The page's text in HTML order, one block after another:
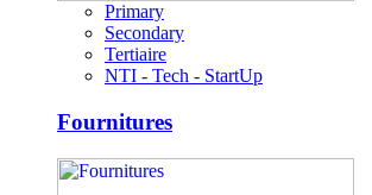
Primary
Secondary
Tertiaire
NTI - Tech - StartUp
Fournitures